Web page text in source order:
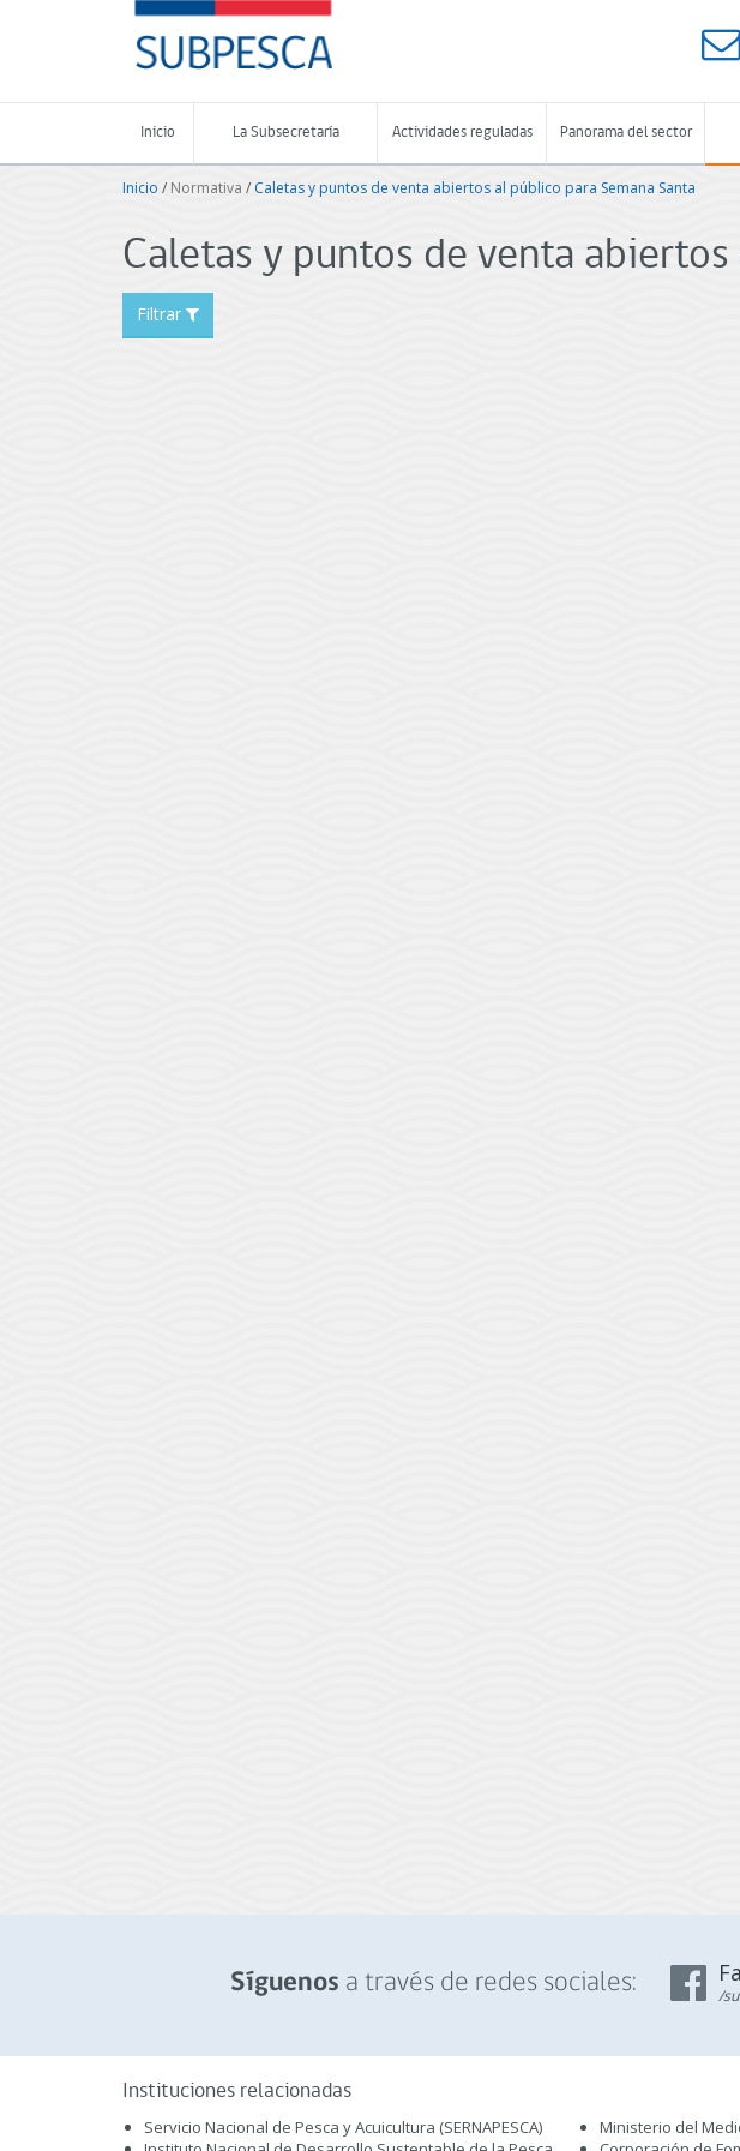
-
Subsecretaría
de
Pesca
Acuicultura
-
de
Chile
Inicio La Subsecretaría Actividades reguladas Panorama del sector
Inicio / Normativa / Caletas y puntos de venta abiertos al público para Semana Santa
Caletas y puntos de venta
Filtrar
Síguenos a través de redes sociales: /
Instituciones relacionadas
Servicio Nacional de Pesca y Acuicultura (SERNAPESCA)
Ministerio del